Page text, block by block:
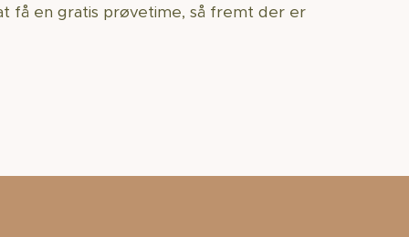
få en gratis prøvetime, så fremt der er